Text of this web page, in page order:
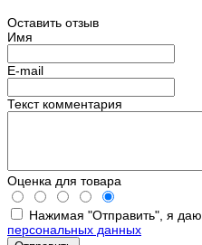
Оставить отзыв
Имя
E-mail
Текст комментария
Оценка для товара
Нажимая "Отправить", я даю
персональных данных